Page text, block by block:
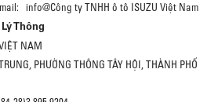
info@Công ty TNHH ô tô ISUZU Việt Nam
Thông
NAM
PHƯỜNG THÔNG TÂY HỘI, THÀNH PHỐ